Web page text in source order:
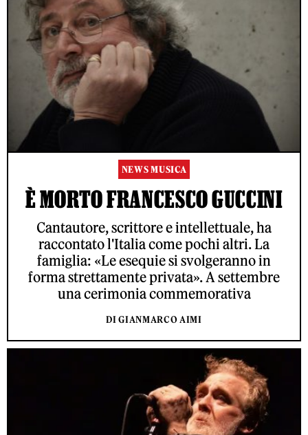
NEWS MUSICA
È MORTO FRANCESCO GUCCINI
Cantautore, scrittore e intellettuale, ha
raccontato l'Italia come pochi altri. La
famiglia: «Le esequie si svolgeranno in
forma strettamente privata». A settembre
una cerimonia commemorativa
DI GIANMARCO AIMI